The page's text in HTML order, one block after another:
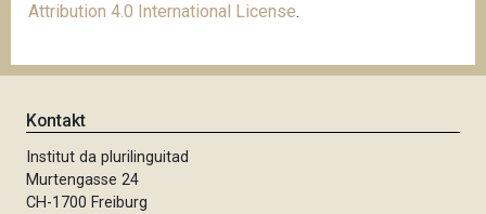
Attribution 4.0 International License.
Kontakt
Institut da plurilinguitad
Murtengasse 24
CH-1700 Freiburg